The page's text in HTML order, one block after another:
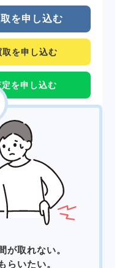
を申し込む
を申し込む
を申し込む
が取れない。
らいたい。